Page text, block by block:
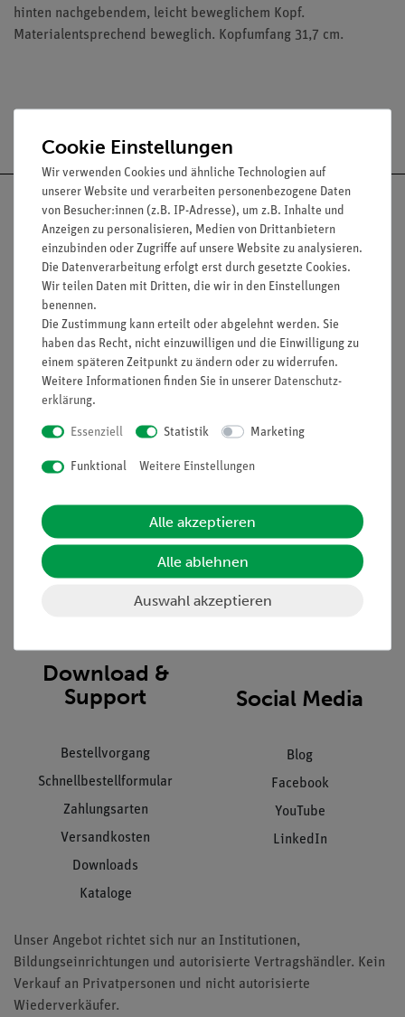
hinten nachgebendem, leicht beweglichem Kopf.
Materialentsprechend beweglich. Kopfumfang 31,7 cm.
Nach oben
Informationen
Unternehmen
Projekte und Lösungen
Presse
Hinweisgeberschutz
Impressum
Service
Beratung & Showroom
Inbetriebnahme & Schulungen
Kundendienst
Download &
Support
Bestellvorgang
Schnellbestellformular
Zahlungsarten
Versandkosten
Downloads
Kataloge
Social Media
Blog
Facebook
YouTube
LinkedIn
Unser Angebot richtet sich nur an Institutionen,
Bildungseinrichtungen und autorisierte Vertragshändler. Kein
Verkauf an Privatpersonen und nicht autorisierte
Wiederverkäufer.
Cookie Einstellungen
Wir verwenden Cookies und ähnliche Technologien auf
unserer Website und verarbeiten personenbezogene Daten
von Besucher:innen (z.B. IP-Adresse), um z.B. Inhalte und
Anzeigen zu personalisieren, Medien von Drittanbietern
einzubinden oder Zugriffe auf unsere Website zu analysieren.
Die Datenverarbeitung erfolgt erst durch gesetzte Cookies.
Wir teilen Daten mit Dritten, die wir in den Einstellungen
benennen.
Die Zustimmung kann erteilt oder abgelehnt werden. Sie
haben das Recht, nicht einzuwilligen und die Einwilligung zu
einem späteren Zeitpunkt zu ändern oder zu widerrufen.
Weitere Informationen finden Sie in unserer Daten­schutz­
erklärung.
Essenziell Statistik Marketing
Funktional Weitere Einstellungen
Alle akzeptieren
Alle ablehnen
Auswahl akzeptieren